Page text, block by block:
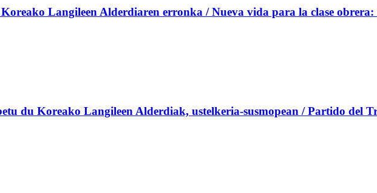
Langileen Alderdiaren erronka / Nueva vida para la clase
du Koreako Langileen Alderdiak, ustelkeria-susmopean / Partido del